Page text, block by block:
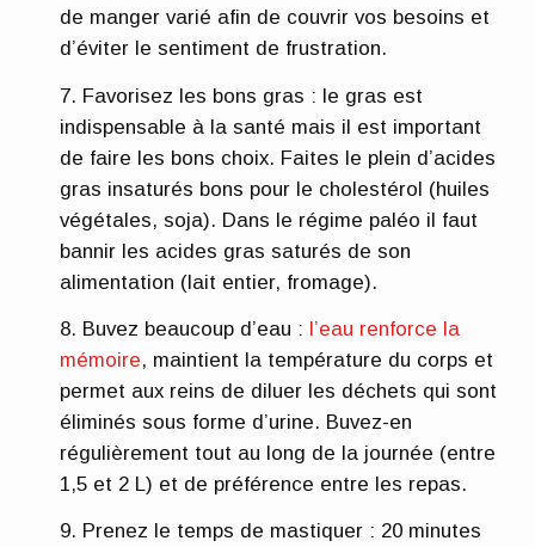
de manger varié afin de couvrir vos besoins et
d’éviter le sentiment de frustration.
Favorisez les bons gras : le gras est
indispensable à la santé mais il est important
de faire les bons choix. Faites le plein d’acides
gras insaturés bons pour le cholestérol (huiles
végétales, soja). Dans le régime paléo il faut
bannir les acides gras saturés de son
alimentation (lait entier, fromage).
Buvez beaucoup d’eau : l’eau renforce la
mémoire, maintient la température du corps et
permet aux reins de diluer les déchets qui sont
éliminés sous forme d’urine. Buvez-en
régulièrement tout au long de la journée (entre
1,5 et 2 L) et de préférence entre les repas.
Prenez le temps de mastiquer : 20 minutes